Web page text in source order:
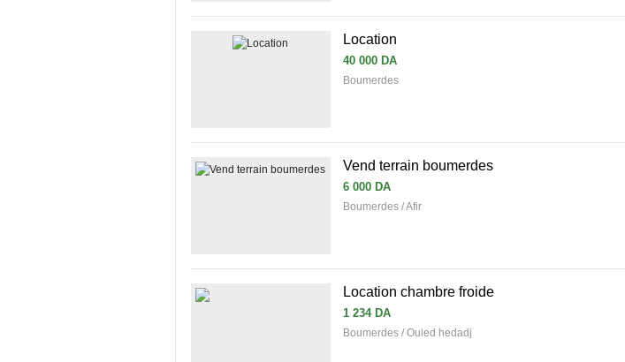
Location
40 000 DA
Boumerdes
Vend terrain boumerdes
6 000 DA
Boumerdes / Afir
Location chambre froide
1 234 DA
Boumerdes / Ouled hedadj